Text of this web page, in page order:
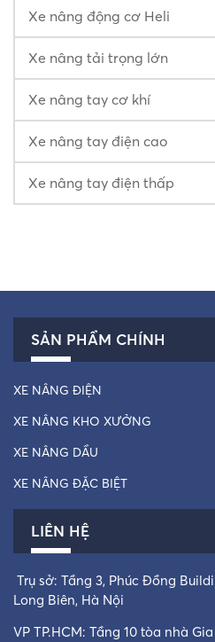
Xe nâng động cơ Heli
Xe nâng tải trọng lớn
Xe nâng tay cơ khí
Xe nâng tay điện cao
Xe nâng tay điện thấp
SẢN PHẨM CHÍNH
XE NÂNG ĐIỆN
XE NÂNG KHO XƯỞNG
XE NÂNG DẦU
XE NÂNG ĐẶC BIỆT
LIÊN HỆ
Trụ sở: Tầng 3, Phúc Đồng
Long Biên, Hà Nội
VP TP.HCM: Tầng 10 tòa nhà